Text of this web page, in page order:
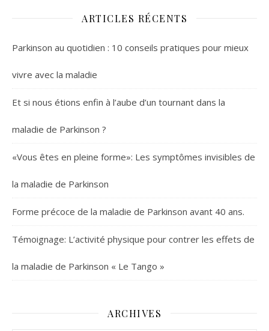
ARTICLES RÉCENTS
Parkinson au quotidien : 10 conseils pratiques pour mieux
vivre avec la maladie
Et si nous étions enfin à l’aube d’un tournant dans la
maladie de Parkinson ?
«Vous êtes en pleine forme»: Les symptômes invisibles de
la maladie de Parkinson
Forme précoce de la maladie de Parkinson avant 40 ans.
Témoignage: L’activité physique pour contrer les effets de
la maladie de Parkinson « Le Tango »
ARCHIVES